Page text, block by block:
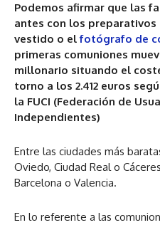
Podemos afirmar que las
antes con los
vestido o elfotógrafo de
primeras comuniones
millonario situando el
torno a los 2.412 euros
la FUCI (Federación de
Independientes)
Entre las ciudades más
Oviedo, Ciudad Real o
Barcelona o Valencia.
En lo referente a las